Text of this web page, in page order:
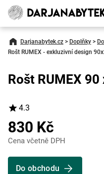
Darjanabytek.cz > Doplňky >
Rošt RUMEX - exkluzivní design
Rošt RUMEX
4.3
830 Kč
Cena včetně DPH
Do obchodu